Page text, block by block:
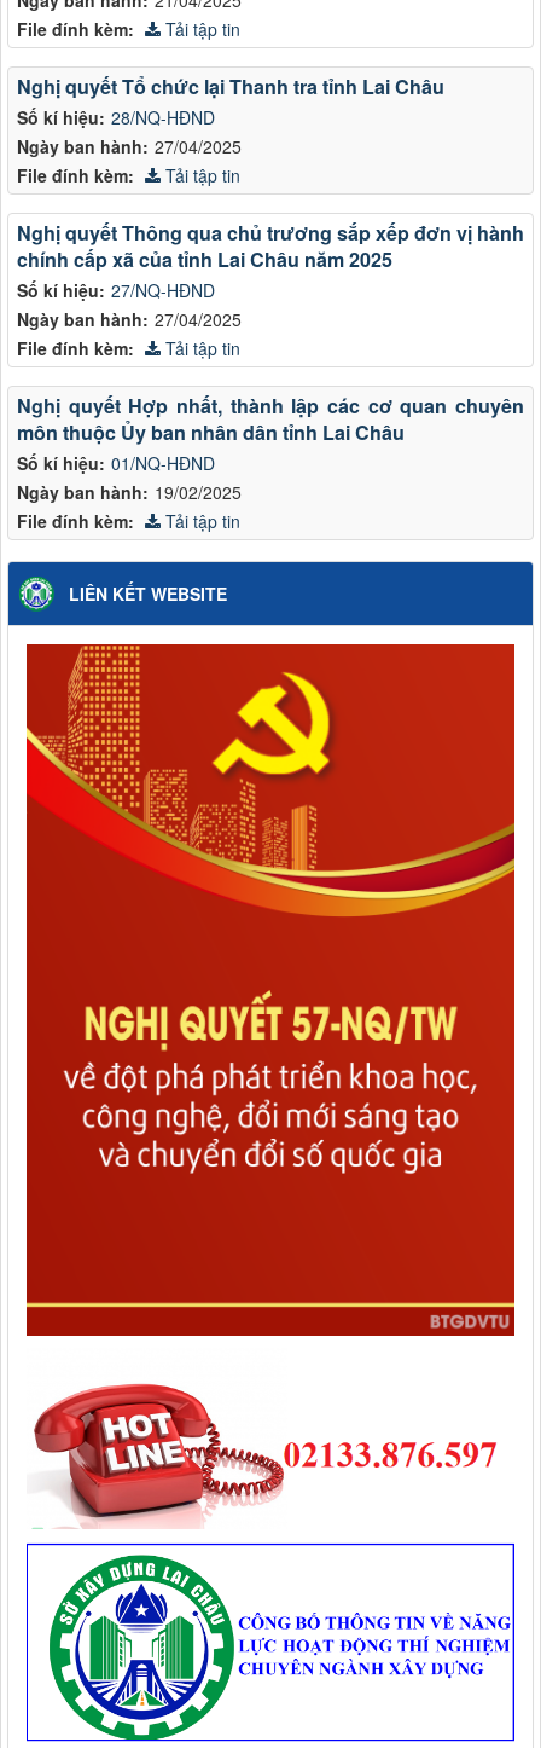
File đính kèm: Tải tập tin
Số kí hiệu: 28/NQ-HĐND
Ngày ban hành: 27/04/2025
Nghị quyết Tổ chức lại Thanh tra tỉnh Lai Châu
File đính kèm: Tải tập tin
Số kí hiệu: 27/NQ-HĐND
Ngày ban hành: 27/04/2025
Nghị quyết Thông qua chủ trương sắp xếp đơn vị hành
chính cấp xã của tỉnh Lai Châu năm 2025
File đính kèm: Tải tập tin
Số kí hiệu: 01/NQ-HĐND
Ngày ban hành: 19/02/2025
Nghị quyết Hợp nhất, thành lập các cơ quan chuyên
môn thuộc Ủy ban nhân dân tỉnh Lai Châu
File đính kèm: Tải tập tin
LIÊN KẾT WEBSITE